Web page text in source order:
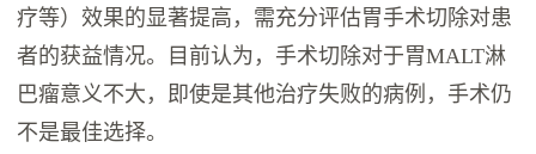
疗等）效果的显著提高，需充分评估胃手术切除对患
者的获益情况。目前认为，手术切除对于胃MALT淋
巴瘤意义不大，即使是其他治疗失败的病例，手术仍
不是最佳选择。